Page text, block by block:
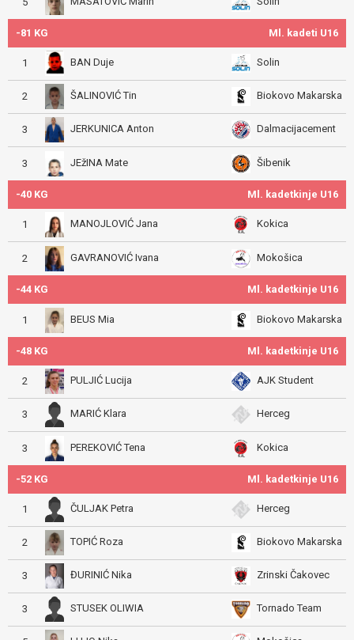
-81 KG Ml. kadeti U16
1 BAN Duje Solin
2 ŠALINOVIĆ Tin Biokovo Makarska
3 JERKUNICA Anton Dalmacijacement
3 JEžINA Mate Šibenik
-40 KG Ml. kadetkinje U16
1 MANOJLOVIĆ Jana Kokica
2 GAVRANOVIĆ Ivana Mokošica
-44 KG Ml. kadetkinje U16
1 BEUS Mia Biokovo Makarska
-48 KG Ml. kadetkinje U16
2 PULJIĆ Lucija AJK Student
3 MARIĆ Klara Herceg
3 PEREKOVIĆ Tena Kokica
-52 KG Ml. kadetkinje U16
1 ČULJAK Petra Herceg
2 TOPIĆ Roza Biokovo Makarska
3 ĐURINIĆ Nika Zrinski Čakovec
3 STUSEK OLIWIA Tornado Team